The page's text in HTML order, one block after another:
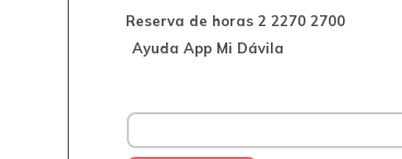
Reserva de horas 2 2270 2700
Ayuda App Mi Dávila